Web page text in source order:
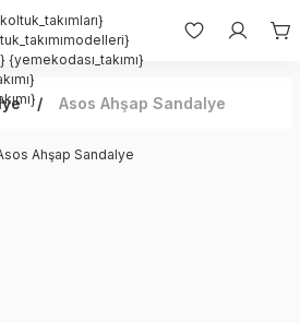
Asos Ahşap Sandalye